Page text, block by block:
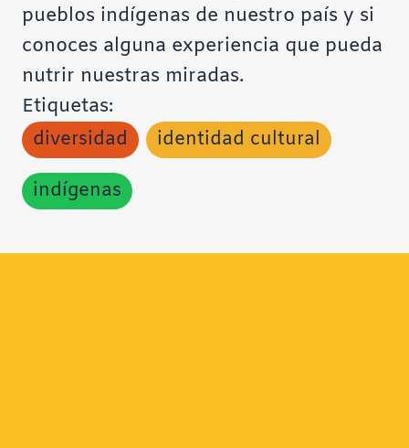
pueblos indígenas de nuestro país y si
conoces alguna experiencia que pueda
nutrir nuestras miradas.
Etiquetas:
diversidad
identidad cultural
indígenas